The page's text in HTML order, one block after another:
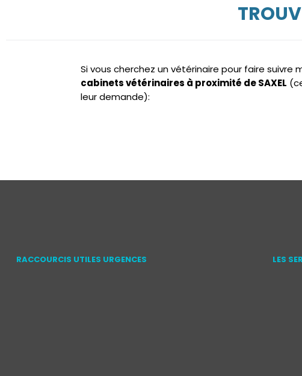
Si vous cherchez un vétérinaire pour faire
cabinets vétérinaires à proximité de SAXEL
leur demande):
RACCOURCIS UTILES URGENCES LES